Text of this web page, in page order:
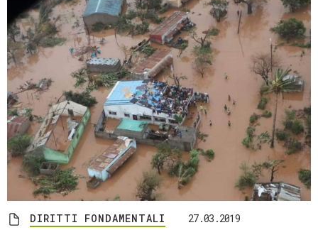
DIRITTI FONDAMENTALI 27.03.2019